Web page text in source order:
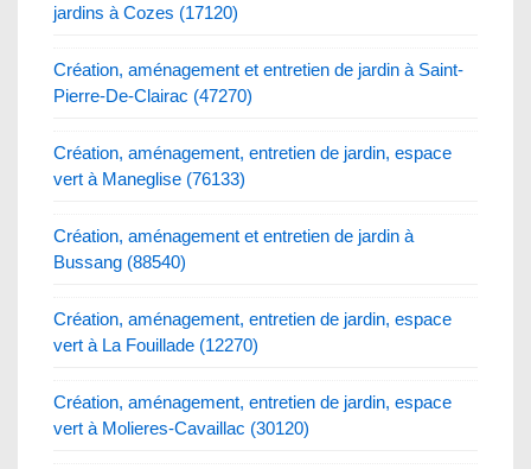
jardins à Cozes (17120)
Création, aménagement et entretien de jardin à Saint-
Pierre-De-Clairac (47270)
Création, aménagement, entretien de jardin, espace
vert à Maneglise (76133)
Création, aménagement et entretien de jardin à
Bussang (88540)
Création, aménagement, entretien de jardin, espace
vert à La Fouillade (12270)
Création, aménagement, entretien de jardin, espace
vert à Molieres-Cavaillac (30120)